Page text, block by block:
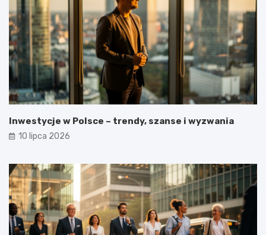
Inwestycje w Polsce – trendy, szanse i wyzwania
10 lipca 2026